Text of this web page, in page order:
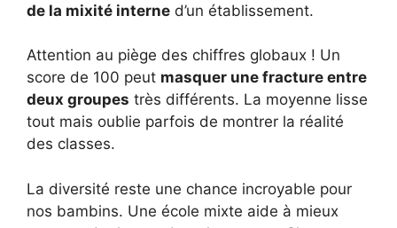
de la mixité interne d’un établissement.
Attention au piège des chiffres globaux ! Un
score de 100 peut masquer une fracture entre
deux groupes très différents. La moyenne lisse
tout mais oublie parfois de montrer la réalité
des classes.
La diversité reste une chance incroyable pour
nos bambins. Une école mixte aide à mieux